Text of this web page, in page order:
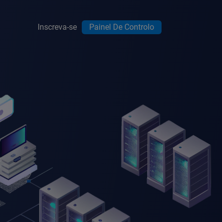
Inscreva-se Painel De Controlo